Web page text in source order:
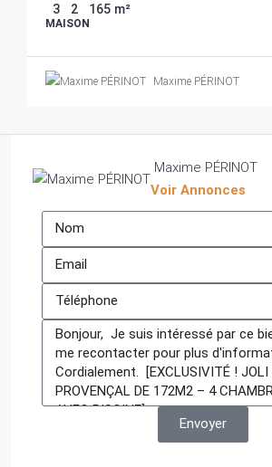
3 2 165 m²
MAISON
Maxime PÉRINOT
Maxime PÉRINOT
Voir Annonces
Envoyer